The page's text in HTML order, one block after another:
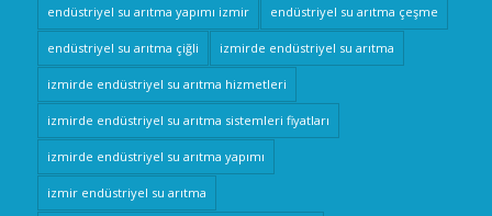
endüstriyel su arıtma yapımı izmir endüstriyel su arıtma çeşme
endüstriyel su arıtma çiğli izmirde endüstriyel su arıtma
izmirde endüstriyel su arıtma hizmetleri
izmirde endüstriyel su arıtma sistemleri fiyatları
izmirde endüstriyel su arıtma yapımı
izmir endüstriyel su arıtma